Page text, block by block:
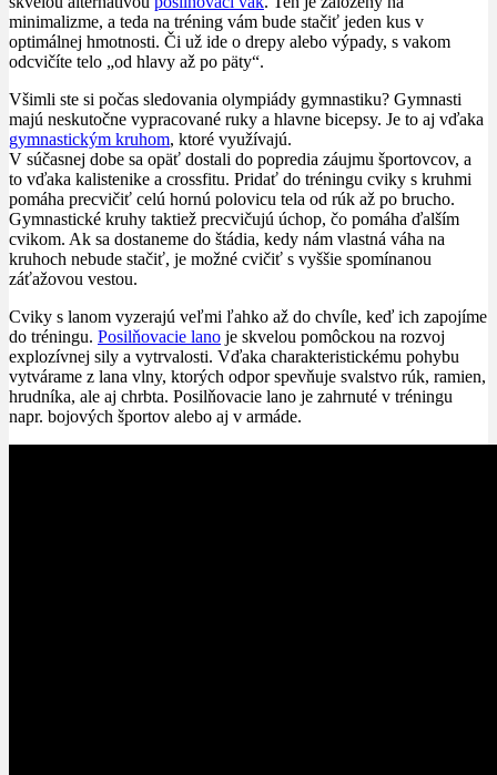
minimalizme, a teda na tréning vám bude stačiť jeden kus v
optimálnej hmotnosti. Či už ide o drepy alebo výpady, s vakom
odcvičíte telo „od hlavy až po päty“.
Všimli ste si počas sledovania olympiády gymnastiku? Gymnasti
majú neskutočne vypracované ruky a hlavne bicepsy. Je to aj vďaka
gymnastickým kruhom, ktoré využívajú.
V súčasnej dobe sa opäť dostali do popredia záujmu športovcov, a
to vďaka kalistenike a crossfitu. Pridať do tréningu cviky s kruhmi
pomáha precvičiť celú hornú polovicu tela od rúk až po brucho.
Gymnastické kruhy taktiež precvičujú úchop, čo pomáha ďalším
cvikom. Ak sa dostaneme do štádia, kedy nám vlastná váha na
kruhoch nebude stačiť, je možné cvičiť s vyššie spomínanou
záťažovou vestou.
Cviky s lanom vyzerajú veľmi ľahko až do chvíle, keď ich zapojíme
do tréningu. Posilňovacie lano je skvelou pomôckou na rozvoj
explozívnej sily a vytrvalosti. Vďaka charakteristickému pohybu
vytvárame z lana vlny, ktorých odpor spevňuje svalstvo rúk, ramien,
hrudníka, ale aj chrbta. Posilňovacie lano je zahrnuté v tréningu
napr. bojových športov alebo aj v armáde.